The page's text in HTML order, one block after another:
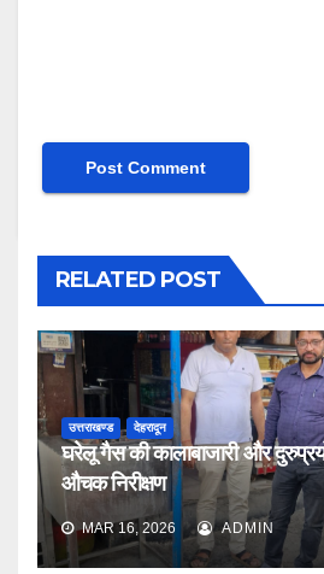
RELATED POST
उत्तराखण्ड देहरादून
घरेलू गैस की कालाबाजारी और
औचक निरीक्षण
MAR 16, 2026 ADMIN